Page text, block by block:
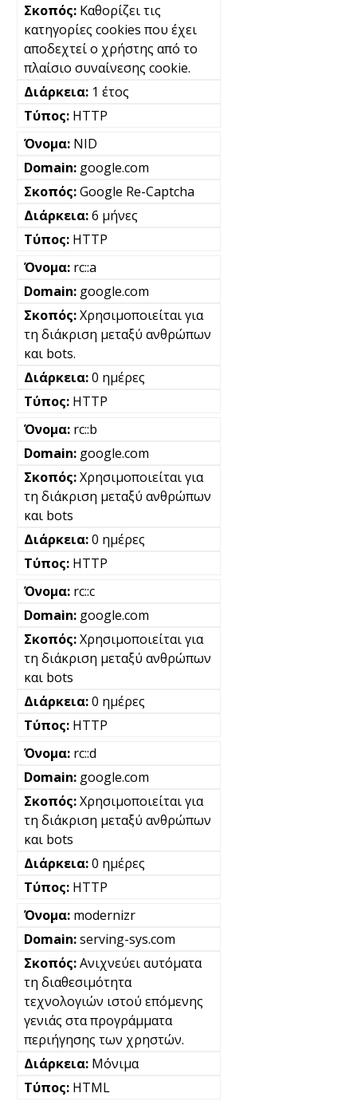
Καθορίζει τις
κατηγορίες cookies που έχει
αποδεχτεί ο χρήστης από το
πλαίσιο συναίνεσης cookie.
1 έτος
HTTP
NID
google.com
Google Re-Captcha
6 μήνες
HTTP
rc::a
google.com
Χρησιμοποιείται για
τη διάκριση μεταξύ ανθρώπων
και bots.
0 ημέρες
HTTP
rc::b
google.com
Χρησιμοποιείται για
τη διάκριση μεταξύ ανθρώπων
και bots
0 ημέρες
HTTP
rc::c
google.com
Χρησιμοποιείται για
τη διάκριση μεταξύ ανθρώπων
και bots
0 ημέρες
HTTP
rc::d
google.com
Χρησιμοποιείται για
τη διάκριση μεταξύ ανθρώπων
και bots
0 ημέρες
HTTP
modernizr
serving-sys.com
Ανιχνεύει αυτόματα
τη διαθεσιμότητα
τεχνολογιών ιστού επόμενης
γενιάς στα προγράμματα
περιήγησης των χρηστών.
Μόνιμα
HTML